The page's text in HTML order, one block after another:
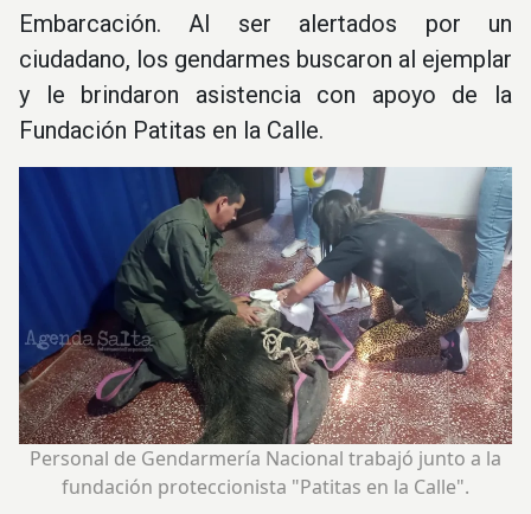
Embarcación. Al ser alertados por un
ciudadano, los gendarmes buscaron al ejemplar
y le brindaron asistencia con apoyo de la
Fundación Patitas en la Calle.
Personal de Gendarmería Nacional trabajó junto a la
fundación proteccionista "Patitas en la Calle".